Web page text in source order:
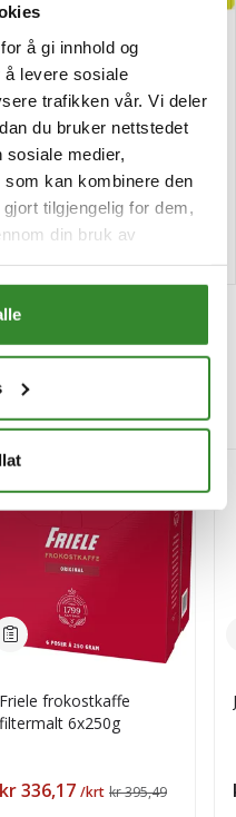
å gi innhold og
å levere sosiale
trafikken vår. Vi deler
du bruker nettstedet
medier,
kan kombinere den
tilgjengelig for dem,
din bruk av
Fishermans friend citrus
25g
Pris
kr 19,92 /pose
Bestillingsvare
Kjøp
Friele frokostkaffe
filtermalt 6x250g
Pris
kr 336,17 /krt kr 395,49